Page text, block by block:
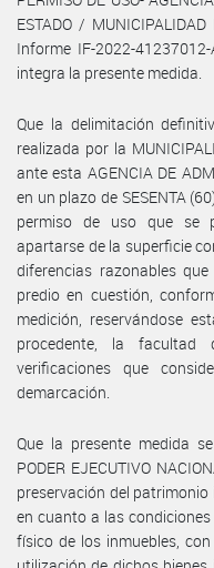
ESTADO /
Informe IF-2022-
integra la presente medida.
Que la delimitación
realizada por la
ante esta AGENCIA DE
en un plazo de SESENTA
permiso de uso que se
apartarse de la superficie
diferencias razonables
predio en cuestión,
medición, reservándose
procedente, la facultad
verificaciones que
demarcación.
Que la presente medida
PODER EJECUTIVO
preservación del
en cuanto a las
físico de los inmuebles,